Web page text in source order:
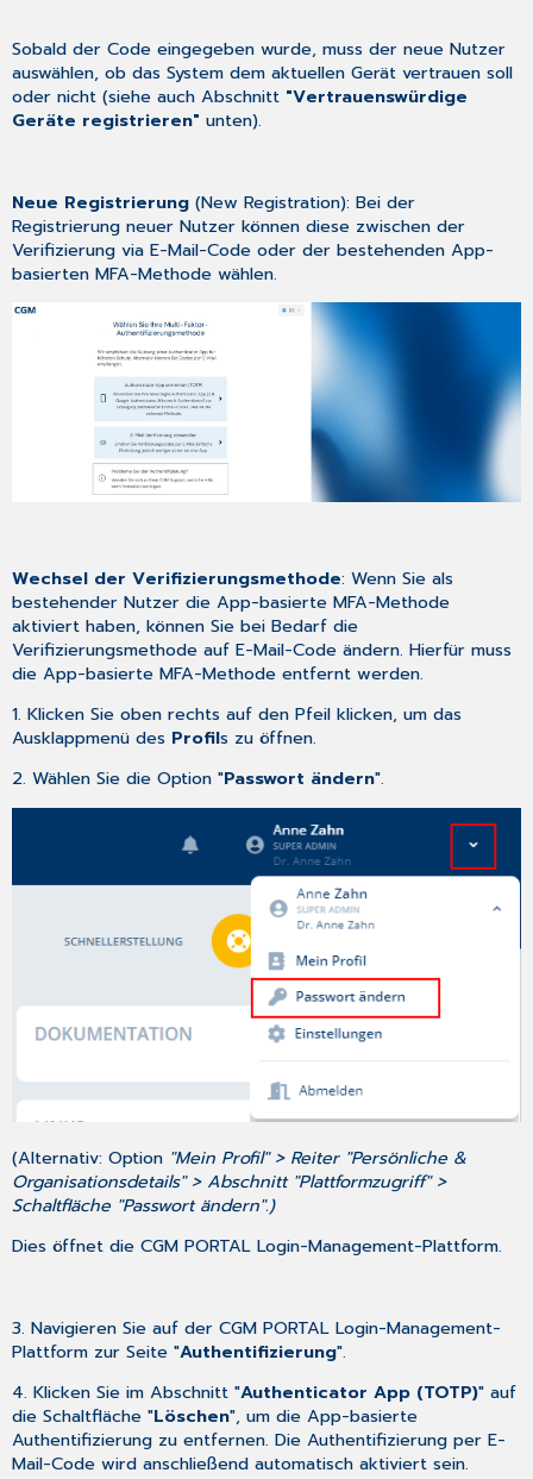
Sobald der Code eingegeben wurde, muss der neue Nutzer
auswählen, ob das System dem aktuellen Gerät vertrauen soll
oder nicht (siehe auch Abschnitt "Vertrauenswürdige
Geräte registrieren" unten).
Neue Registrierung (New Registration): Bei der
Registrierung neuer Nutzer können diese zwischen der
Verifizierung via E-Mail-Code oder der bestehenden App-
basierten MFA-Methode wählen.
Wechsel der Verifizierungsmethode: Wenn Sie als
bestehender Nutzer die App-basierte MFA-Methode
aktiviert haben, können Sie bei Bedarf die
Verifizierungsmethode auf E-Mail-Code ändern. Hierfür muss
die App-basierte MFA-Methode entfernt werden.
1. Klicken Sie oben rechts auf den Pfeil klicken, um das
Ausklappmenü des Profils zu öffnen.
2. Wählen Sie die Option "Passwort ändern".
(Alternativ: Option "Mein Profil" > Reiter "Persönliche &
Organisationsdetails" > Abschnitt "Plattformzugriff" >
Schaltfläche "Passwort ändern".)
Dies öffnet die CGM PORTAL Login-Management-Plattform.
3. Navigieren Sie auf der CGM PORTAL Login-Management-
Plattform zur Seite "Authentifizierung".
4. Klicken Sie im Abschnitt "Authenticator App (TOTP)" auf
die Schaltfläche "Löschen", um die App-basierte
Authentifizierung zu entfernen. Die Authentifizierung per E-
Mail-Code wird anschließend automatisch aktiviert sein.